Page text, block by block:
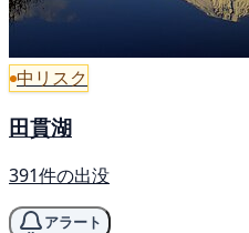
中リスク
田貫湖
391件の出没
アラート